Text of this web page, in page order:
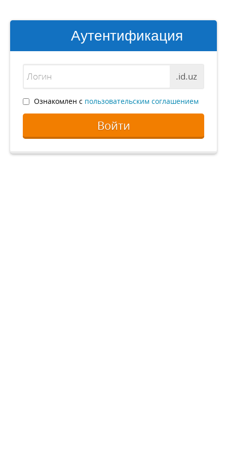
Аутентификация
.id.uz
Ознакомлен с пользовательским соглашением
Войти